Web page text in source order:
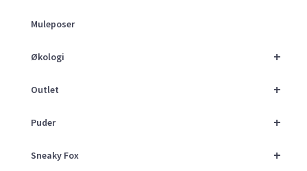
Muleposer
+
Økologi
+
Outlet
+
Puder
+
Sneaky Fox